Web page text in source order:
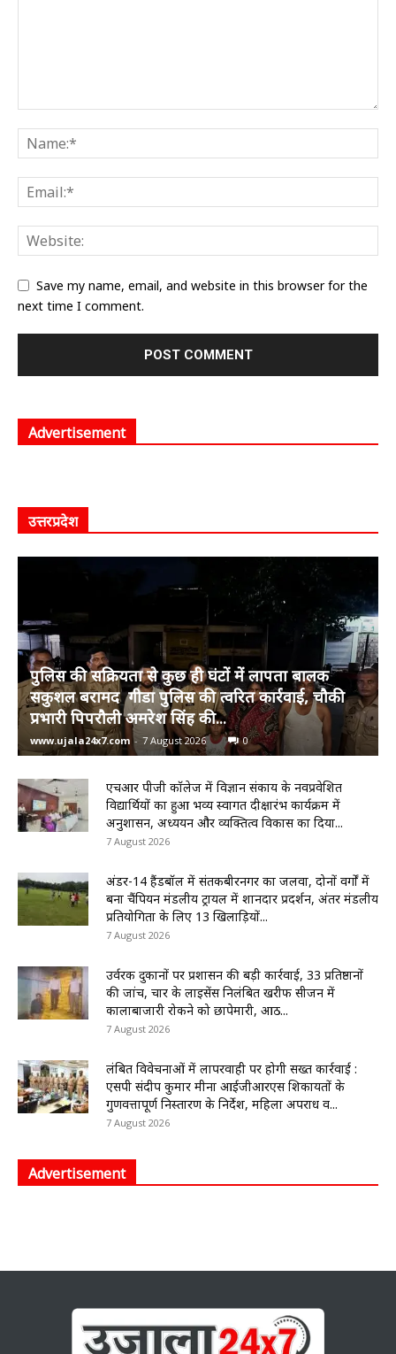
Save my name, email, and website in this browser for the
next time I comment.
Advertisement
उत्तरप्रदेश
पुलिस की सक्रियता से कुछ ही घंटों में लापता बालक
सकुशल बरामद गीडा पुलिस की त्वरित कार्रवाई, चौकी
प्रभारी पिपरौली अमरेश सिंह की...
www.ujala24x7.com - 7 August 2026 0
एचआर पीजी कॉलेज में विज्ञान संकाय के नवप्रवेशित
विद्यार्थियों का हुआ भव्य स्वागत दीक्षारंभ कार्यक्रम में
अनुशासन, अध्ययन और व्यक्तित्व विकास का दिया...
7 August 2026
अंडर-14 हैंडबॉल में संतकबीरनगर का जलवा, दोनों वर्गों में
बना चैंपियन मंडलीय ट्रायल में शानदार प्रदर्शन, अंतर मंडलीय
प्रतियोगिता के लिए 13 खिलाड़ियों...
7 August 2026
उर्वरक दुकानों पर प्रशासन की बड़ी कार्रवाई, 33 प्रतिष्ठानों
की जांच, चार के लाइसेंस निलंबित खरीफ सीजन में
कालाबाजारी रोकने को छापेमारी, आठ...
7 August 2026
लंबित विवेचनाओं में लापरवाही पर होगी सख्त कार्रवाई :
एसपी संदीप कुमार मीना आईजीआरएस शिकायतों के
गुणवत्तापूर्ण निस्तारण के निर्देश, महिला अपराध व...
7 August 2026
Advertisement